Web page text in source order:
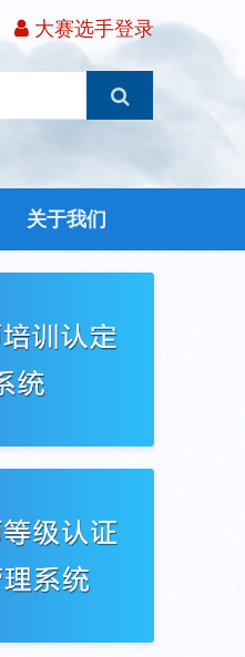
大赛选手登录
关于我们